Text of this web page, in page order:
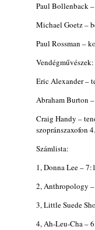
Paul Bollenback
Michael Goetz –
Paul Rossman –
Vendégművészek:
Eric Alexander –
Abraham Burton
Craig Handy –
szopránszaxofon
Számlista:
1, Donna Lee –
2, Anthropology
3, Little Suede
4, Ah-Leu-Cha –